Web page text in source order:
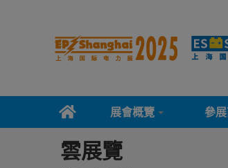
展會概覽 參
雲展覽